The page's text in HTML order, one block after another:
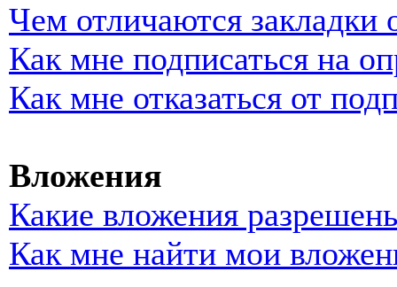
Чем отличаются закладки
Как мне подписаться на
Как мне отказаться от
Вложения
Какие вложения
Как мне найти мои